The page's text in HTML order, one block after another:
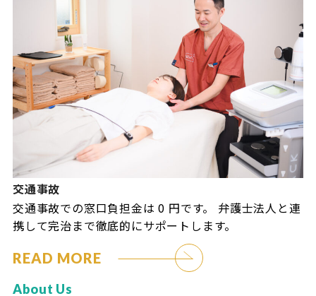
交通事故
交通事故での窓口負担金は 0 円です。 弁護士法人と連
携して完治まで徹底的にサポートします。
READ MORE
About Us